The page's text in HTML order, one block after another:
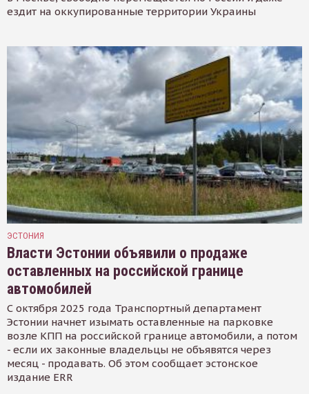
ездит на оккупированные территории Украины
ЭСТОНИЯ
Власти Эстонии объявили о продаже
оставленных на российской границе
автомобилей
С октября 2025 года Транспортный департамент
Эстонии начнет изымать оставленные на парковке
возле КПП на российской границе автомобили, а потом
- если их законные владельцы не объявятся через
месяц - продавать. Об этом сообщает эстонское
издание ERR